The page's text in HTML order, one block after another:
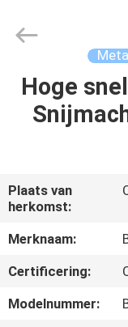
HUIS
ONGEVEER
ONS
Rights
Hoge
Plaats van
herkomst:
Merknaam:
Certificering:
Modelnummer: